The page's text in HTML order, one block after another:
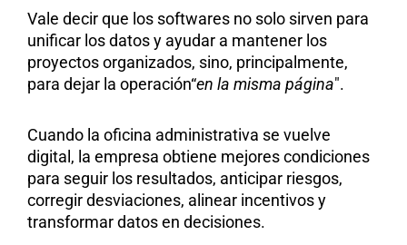
Vale decir que los softwares no solo sirven para
unificar los datos y ayudar a mantener los
proyectos organizados, sino, principalmente,
para dejar la operación“en la misma página".
Cuando la oficina administrativa se vuelve
digital, la empresa obtiene mejores condiciones
para seguir los resultados, anticipar riesgos,
corregir desviaciones, alinear incentivos y
transformar datos en decisiones.